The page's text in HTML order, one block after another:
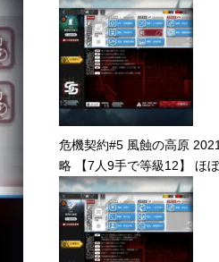
危機契約#5 風蝕の高原
略 【7人9手で等級12】 ほ